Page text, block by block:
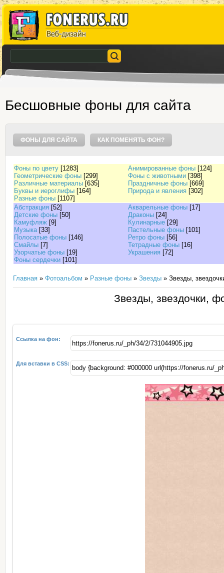
Бесшовные фоны для сайта
ФОНЫ ДЛЯ САЙТА КАК ПОМЕНЯТЬ ФОН?
Фоны по цвету [1283] Анимированные фоны [124]
Геометрические фоны [299] Фоны с животными [398]
Различные материалы [635] Праздничные фоны [669]
Буквы и иероглифы [164] Природа и явления [302]
Разные фоны [1107]
Абстракция [52] Акварельные фоны [17]
Детские фоны [50] Драконы [24]
Камуфляж [9] Кулинарные [29]
Музыка [33] Пастельные фоны [101]
Полосатые фоны [146] Ретро фоны [56]
Смайлы [7] Тетрадные фоны [16]
Узорчатые фоны [19] Украшения [72]
Фоны сердечки [101]
Главная » Фотоальбом » Разные фоны » Звезды » Звезды,
Звезды, звездочки,
Ссылка на фон:
Для вставки в CSS: